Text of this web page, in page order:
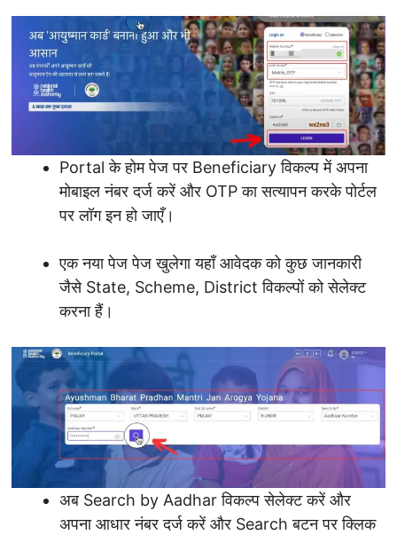
Portal के होम पेज पर Beneficiary विकल्प में अपना
मोबाइल नंबर दर्ज करें और OTP का सत्यापन करके पोर्टल
पर लॉग इन हो जाएँ।
एक नया पेज पेज खुलेगा यहाँ आवेदक को कुछ जानकारी
जैसे State, Scheme, District विकल्पों को सेलेक्ट
करना हैं।
अब Search by Aadhar विकल्प सेलेक्ट करें और
अपना आधार नंबर दर्ज करें और Search बटन पर क्लिक